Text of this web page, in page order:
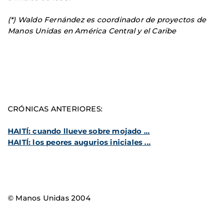
(*) Waldo Fernández es coordinador de proyectos de
Manos Unidas en América Central y el Caribe
CRÓNICAS ANTERIORES:
HAITÍ: cuando llueve sobre mojado ...
HAITÍ: los peores augurios iniciales ...
© Manos Unidas 2004